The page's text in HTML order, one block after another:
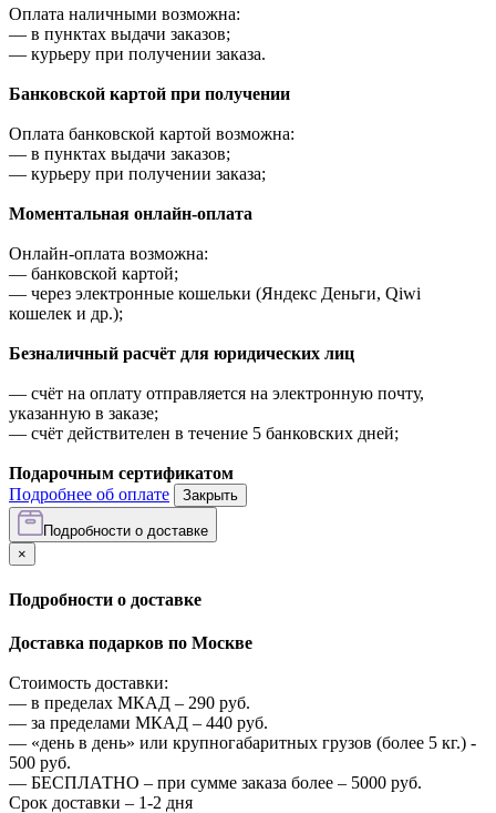
Оплата наличными возможна:
— в пунктах выдачи заказов;
— курьеру при получении заказа.
Банковской картой при получении
Оплата банковской картой возможна:
— в пунктах выдачи заказов;
— курьеру при получении заказа;
Моментальная онлайн-оплата
Онлайн-оплата возможна:
— банковской картой;
— через электронные кошельки (Яндекс Деньги, Qiwi
кошелек и др.);
Безналичный расчёт для юридических лиц
— счёт на оплату отправляется на электронную почту,
указанную в заказе;
— счёт действителен в течение 5 банковских дней;
Подарочным сертификатом
Подробнее об оплате
Закрыть
Подробности о доставке
×
Подробности о доставке
Доставка подарков по Москве
Стоимость доставки:
— в пределах МКАД – 290 руб.
— за пределами МКАД – 440 руб.
— «день в день» или крупногабаритных грузов (более 5 кг.) -
500 руб.
— БЕСПЛАТНО – при сумме заказа более – 5000 руб.
Срок доставки – 1-2 дня